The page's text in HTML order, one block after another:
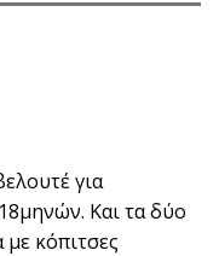
για
Και τα δύο
κόπιτσες